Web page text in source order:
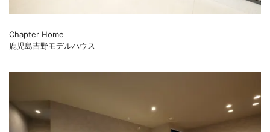
Chapter Home
鹿児島吉野モデルハウス